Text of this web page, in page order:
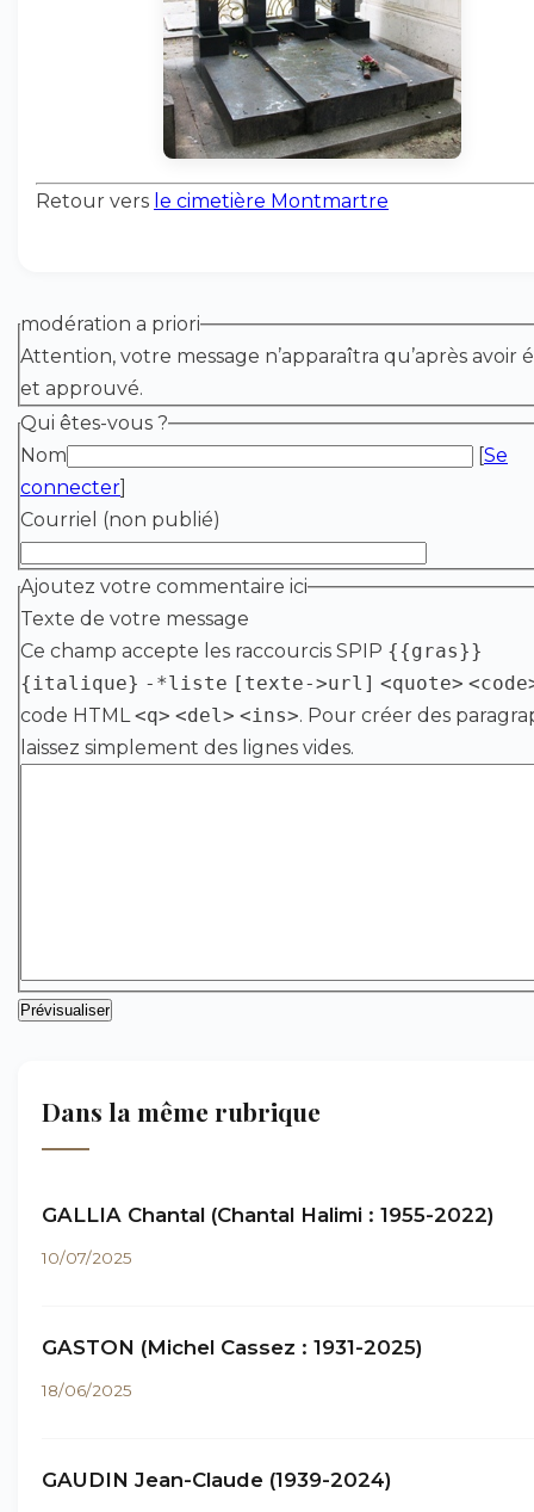
Retour vers le cimetière Montmartre
modération a priori
Attention, votre message n’apparaîtra qu’après avoir
et approuvé.
Qui êtes-vous ?
Nom
[Se
connecter]
Courriel (non publié)
Ajoutez votre commentaire ici
Texte de votre message
Ce champ accepte les raccourcis SPIP {{gras}}
{italique} -*liste [texte->url] <quote>
code HTML<q> <del> <ins>. Pour créer des
laissez simplement des lignes vides.
Dans la même rubrique
GALLIA Chantal (Chantal Halimi : 1955-2022)
10/07/2025
GASTON (Michel Cassez : 1931-2025)
18/06/2025
GAUDIN Jean-Claude (1939-2024)